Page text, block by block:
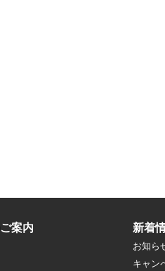
案内 新着
お知ら
キャン